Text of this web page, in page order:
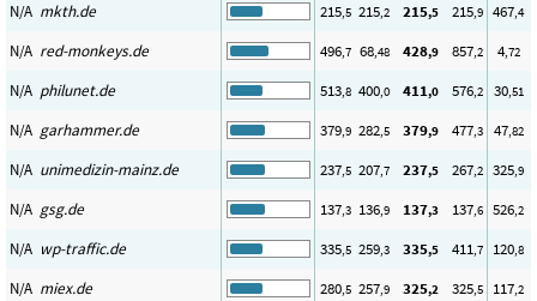
N/A mkth.de 215,5 215,2 215,5 215,9 467,4
N/A red-monkeys.de 496,7 68,48 428,9 857,2 4,72
N/A philunet.de 513,8 400,0 411,0 576,2 30,51
N/A garhammer.de 379,9 282,5 379,9 477,3 47,82
N/A unimedizin-mainz.de 237,5 207,7 237,5 267,2 325,9
N/A gsg.de 137,3 136,9 137,3 137,6 526,2
N/A wp-traffic.de 335,5 259,3 335,5 411,7 120,8
N/A miex.de 280,5 257,9 325,2 325,5 117,2